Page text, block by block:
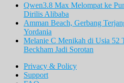
Qwen3.8 Max Melompat ke
Dirilis Alibaba
Amman Beach, Gerbang
Yordania
Melanie C Menikah di Usia 52
Beckham Jadi Sorotan
Privacy & Policy
Support